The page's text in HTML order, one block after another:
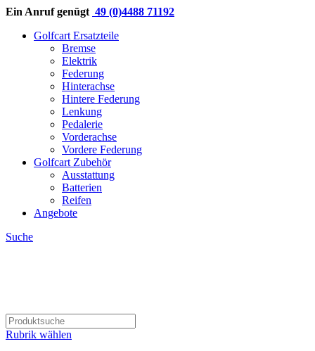
Ein Anruf genügt 49 (0)4488 71192
Golfcart Ersatzteile
Bremse
Elektrik
Federung
Hinterachse
Hintere Federung
Lenkung
Pedalerie
Vorderachse
Vordere Federung
Golfcart Zubehör
Ausstattung
Batterien
Reifen
Angebote
Suche
Rubrik wählen